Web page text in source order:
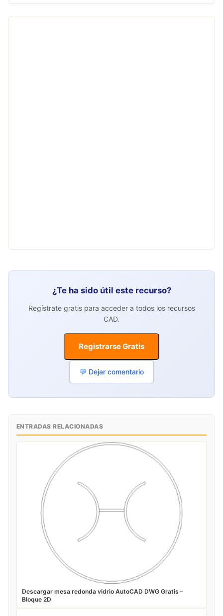
¿Te ha sido útil este recurso?
Regístrate gratis para acceder a todos los recursos
CAD.
Registrarse Gratis
💬 Dejar comentario
ENTRADAS RELACIONADAS
Descargar mesa redonda vidrio AutoCAD DWG Gratis –
Bloque 2D